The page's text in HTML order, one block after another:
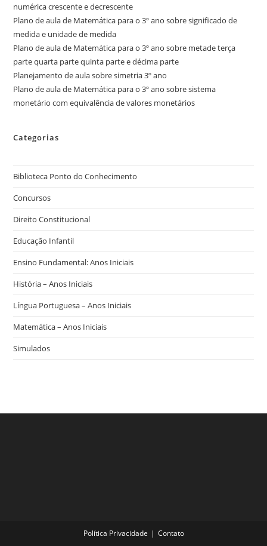
numérica crescente e decrescente
Plano de aula de Matemática para o 3º ano sobre significado de
medida e unidade de medida
Plano de aula de Matemática para o 3º ano sobre metade terça
parte quarta parte quinta parte e décima parte
Planejamento de aula sobre simetria 3º ano
Plano de aula de Matemática para o 3º ano sobre sistema
monetário com equivalência de valores monetários
Categorias
Biblioteca Ponto do Conhecimento
Concursos
Direito Constitucional
Educação Infantil
Ensino Fundamental: Anos Iniciais
História – Anos Iniciais
Língua Portuguesa – Anos Iniciais
Matemática – Anos Iniciais
Simulados
Política Privacidade Contato